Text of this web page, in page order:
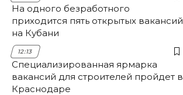
На одного безработного
приходится пять открытых вакансий
на Кубани
12:13
Специализированная ярмарка
вакансий для строителей пройдет в
Краснодаре